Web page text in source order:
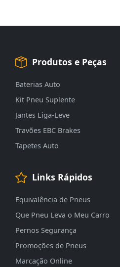
Produtos e Peças
Baterias Auto
Kit Pneu Suplente
Jantes Liga-Leve
Travões EBC Brakes
Tapetes Auto
Links Rápidos
Equivalência de Pneus
Que Pneu Leva o Meu Carro
Pernos Segurança
Promoções de Pneus
Marcação Online